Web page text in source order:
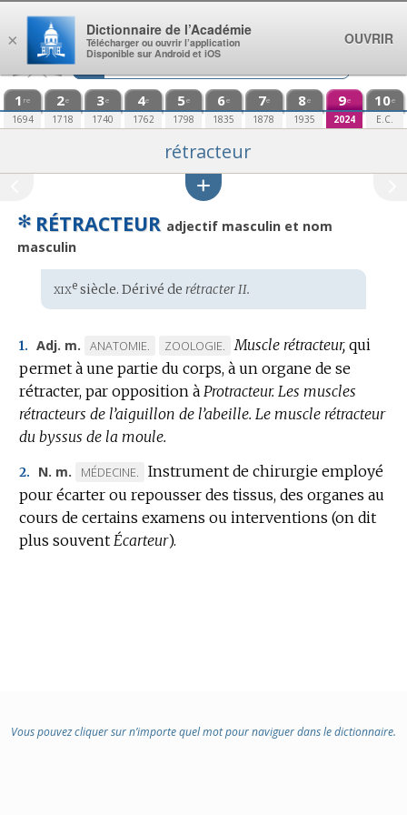
Aller au contenu
1 re
1694
2e
1718
3e
1740
4e
1762
5e
1798
6e
1835
7e
1878
8e
1935
9e
2024
10e
E.C.
rétracteur
✻ RÉTRACTEUR adjectif masculin et nom
masculin
Étymologie
:
xixesiècle. Dérivé de rétracter II.
1. Adj. m.
MARQUE
DE
DOMAINE
:
ANATOMIE.
MARQUE
DE
DOMAINE
:
ZOOLOGIE. Muscle rétracteur, qui
permet à une partie du corps, à un organe de se
rétracter, par opposition à Protracteur. Les muscles
rétracteurs de l’aiguillon de l’abeille. Le muscle rétracteur
du byssus de la moule.
2. N. m.
MARQUE
DE
DOMAINE
:
MÉDECINE.
Instrument de chirurgie employé
pour écarter ou repousser des tissus, des organes au
cours de certains examens ou interventions (on dit
plus souvent Écarteur).
Vous pouvez cliquer sur n’importe quel mot pour naviguer dans le dictionnaire.
×
Dictionnaire de l’Académie
Télécharger ou ouvrir l’application
Disponible sur Android et iOS
OUVRIR